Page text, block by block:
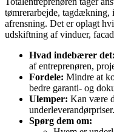
tømrerarbejde,
afrensning. Det er oplagt
udskiftning af vinduer,
Hvad indebærer det:
af entreprenøren,
Fordele: Mindre at
bedre garanti- og
Ulemper: Kan være
underleverandørpriser.
Spørg dem om: